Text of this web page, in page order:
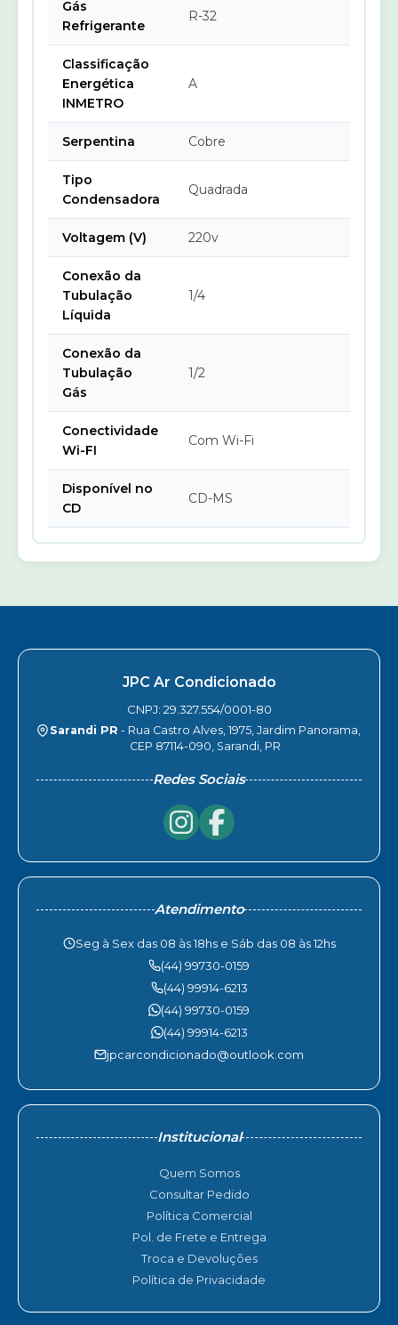
Gás
Refrigerante
R-32
Classificação
Energética
INMETRO
A
Serpentina Cobre
Tipo
Condensadora
Quadrada
Voltagem (V) 220v
Conexão da
Tubulação
Líquida
1/4
Conexão da
Tubulação
Gás
1/2
Conectividade
Wi-FI
Com Wi-Fi
Disponível no
CD
CD-MS
JPC Ar Condicionado
CNPJ: 29.327.554/0001-80
Sarandi PR - Rua Castro Alves, 1975, Jardim Panorama,
CEP 87114-090, Sarandi, PR
Redes Sociais
Atendimento
Seg à Sex das 08 às 18hs e Sáb das 08 às 12hs
(44) 99730-0159
(44) 99914-6213
(44) 99730-0159
(44) 99914-6213
jpcarcondicionado@outlook.com
Institucional
Quem Somos
Consultar Pedido
Política Comercial
Pol. de Frete e Entrega
Troca e Devoluções
Política de Privacidade